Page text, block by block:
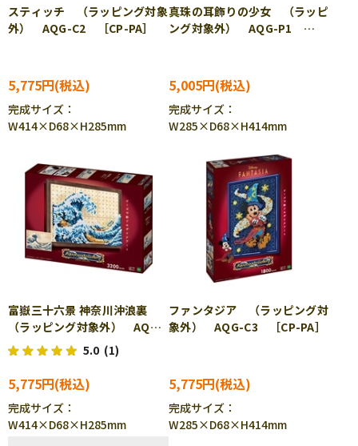
スティッチ （ラッピング対象
外） AQG-C2 ［CP-PA］
5,775円
完成サイズ：
W414×D68×H285mm
真珠の耳飾りの少女 （ラッピ
ング対象外） AQG-P1
5,005円
完成サイズ：
W285×D68×H414mm
富嶽三十六景 神奈川沖浪裏
（ラッピング対象外） AQG-
P2 ［CP-PA］5.0 (1)
5,775円
完成サイズ：
W414×D68×H285mm
ファンタジア （ラッピング対
象外） AQG-C3 ［CP-PA］
5,775円
完成サイズ：
W285×D68×H414mm